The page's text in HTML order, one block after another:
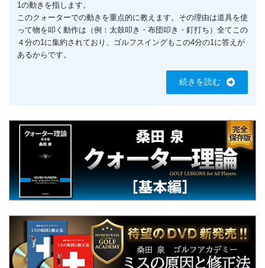
1の動きを指します。
このクォーターでの動きを重点的に教えます。その理由は道具を使
って物を叩く動作は（例：太鼓叩き・布団叩き・釘打ち）全てこの
４分の1に集約されており、ゴルフスイングもこの4分の1に答えが
あるからです。
続きを読む